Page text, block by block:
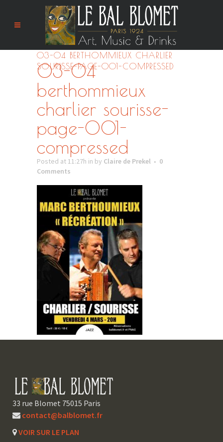
03-04 BERTHOMMIEUX CHARLIER
SOURISSE-PAGE-001-COMPRESSED
03-04
berthommieux
charlier sourisse-
page-001-
compressed
Posted at 11:27h in by Claire de Prekel
0
Comments
33 rue Blomet 75015 Paris
contact@balblomet.fr
VOIR SUR LE PLAN